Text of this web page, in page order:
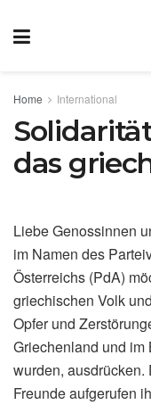
Home International
das
Liebe Genossinnen
im Namen des
Österreichs (PdA)
griechischen Volk
Opfer und
Griechenland und im
wurden,
Freunde aufgerufen